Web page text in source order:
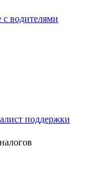
водителями
поддержки